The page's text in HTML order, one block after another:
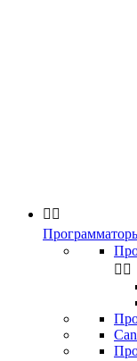
 
 